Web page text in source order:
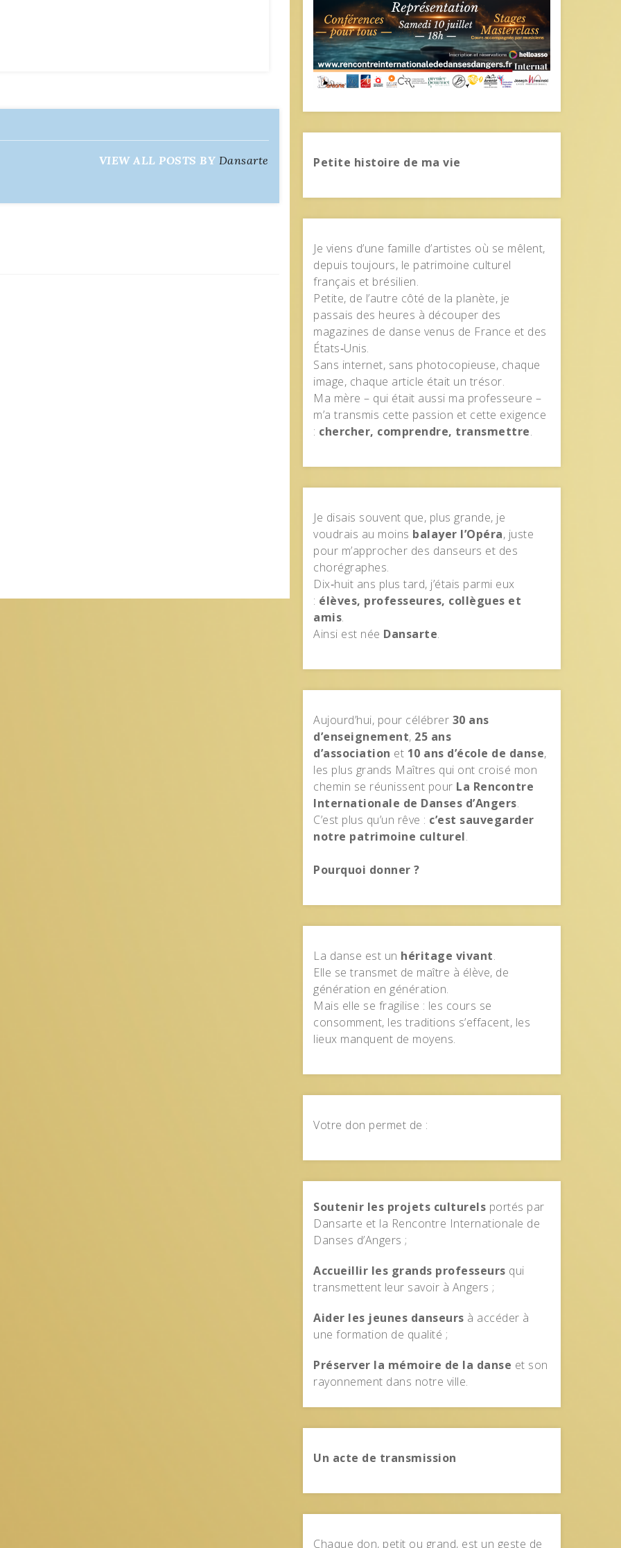
VIEW ALL POSTS BY Dansarte Petite histoire de ma vie
Je viens d’une famille d’artistes où se mêlent,
depuis toujours, le patrimoine culturel
français et brésilien.
Petite, de l’autre côté de la planète, je
passais des heures à découper des
magazines de danse venus de France et des
États‑Unis.
Sans internet, sans photocopieuse, chaque
image, chaque article était un trésor.
Ma mère – qui était aussi ma professeure –
m’a transmis cette passion et cette exigence
: chercher, comprendre, transmettre.
Je disais souvent que, plus grande, je
voudrais au moins balayer l’Opéra, juste
pour m’approcher des danseurs et des
chorégraphes.
Dix‑huit ans plus tard, j’étais parmi eux
: élèves, professeures, collègues et
amis.
Ainsi est née Dansarte.
Aujourd’hui, pour célébrer 30 ans
d’enseignement, 25 ans
d’association et 10 ans d’école de danse,
les plus grands Maîtres qui ont croisé mon
chemin se réunissent pour La Rencontre
Internationale de Danses d’Angers.
C’est plus qu’un rêve : c’est sauvegarder
notre patrimoine culturel.
Pourquoi donner ?
La danse est un héritage vivant.
Elle se transmet de maître à élève, de
génération en génération.
Mais elle se fragilise : les cours se
consomment, les traditions s’effacent, les
lieux manquent de moyens.
Votre don permet de :
Soutenir les projets culturels portés par
Dansarte et la Rencontre Internationale de
Danses d’Angers ;
Accueillir les grands professeurs qui
transmettent leur savoir à Angers ;
Aider les jeunes danseurs à accéder à
une formation de qualité ;
Préserver la mémoire de la danse et son
rayonnement dans notre ville.
Un acte de transmission
Chaque don, petit ou grand, est un geste de